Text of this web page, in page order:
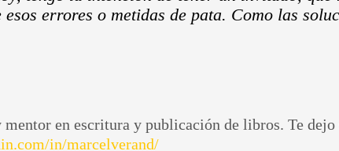
esos errores o metidas de pata. Como las
mentor en escritura y publicación de libros. Te
in/marcelverand/